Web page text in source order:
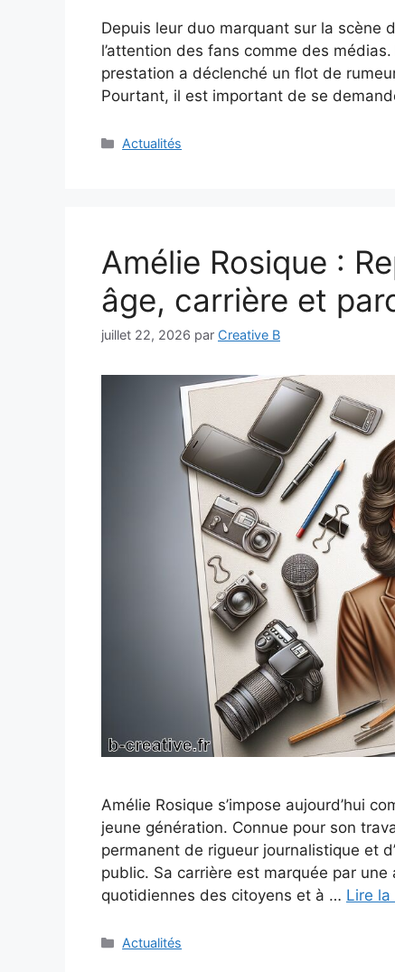
Depuis leur duo marquant sur la scène
l’attention des fans comme des
prestation a déclenché un flot de
Pourtant, il est important de se
Catégories
Actualités
Amélie Rosique :
âge, carrière et
juillet 22, 2026 par Creative B
Amélie Rosique s’impose aujourd’hui
jeune génération. Connue pour son
permanent de rigueur journalistique et
public. Sa carrière est marquée par
quotidiennes des citoyens et à … Lire la
Catégories
Actualités